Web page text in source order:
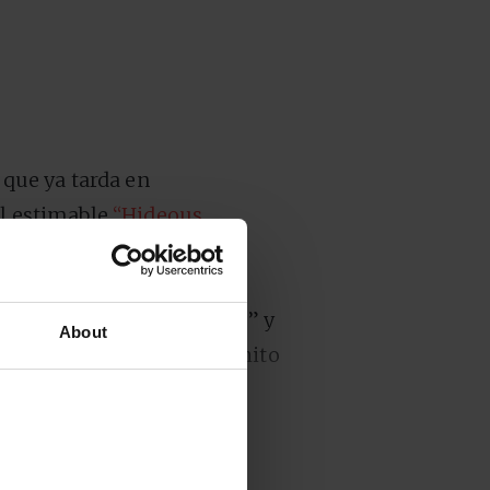
About
que ya tarda en
estimable“Hideous
del triángulo (de la
álbum en solitario
en 2020 con “Lifetime” y
Fred again.., un gran hito
pero eso no